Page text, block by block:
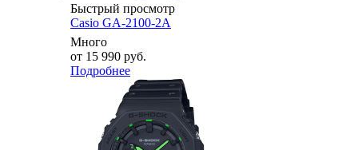
Быстрый просмотр
Casio GA-2100-2A
Много
от 15 990 руб.
Подробнее